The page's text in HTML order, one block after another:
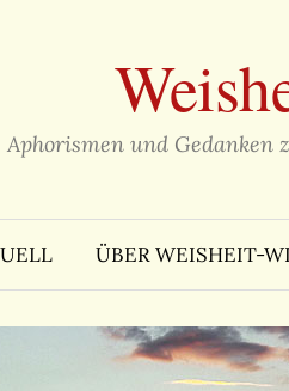
Aphorismen und Gedanken
ÜBER WEISHEIT-